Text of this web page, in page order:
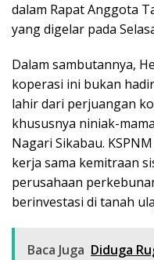
dalam Rapat Anggota
yang digelar pada
Dalam sambutannya,
koperasi ini bukan
lahir dari perjuangan
khususnya niniak-
Nagari Sikabau.
kerja sama kemitraan
perusahaan
berinvestasi di tanah
Baca Juga Diduga